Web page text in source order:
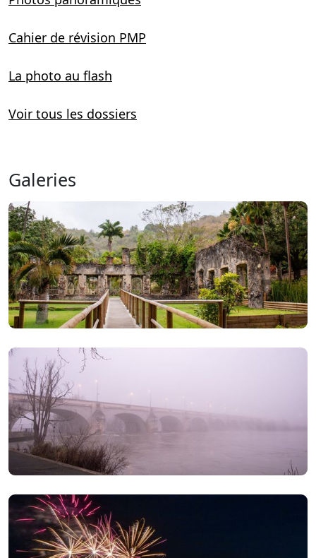
Cahier de révision PMP
La photo au flash
Voir tous les dossiers
Galeries